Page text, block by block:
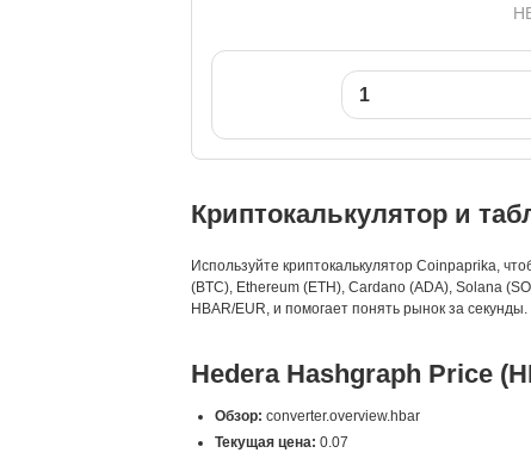
Криптокалькулятор и
Используйте криптокалькулятор Coinpaprika,
(BTC), Ethereum (ETH), Cardano (ADA), Solana
HBAR/EUR, и помогает понять рынок за секунды.
Hedera Hashgraph Price
Обзор: converter.overview.hbar
Текущая цена: 0.07